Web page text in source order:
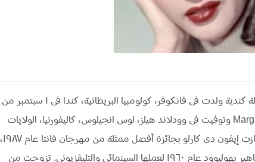
"إيفون دى كارلو" Yvonne De Carlo ممثلة كندية ولدت فى فانكوفر، كولومبيا البريطانية، كندا فى ١ سبتمبر من
عام ١٩٢٢ بإسم Margaret Yvonne Middleton وتوفيت فى وودلاند هيلز، لوس انجيلوس، كاليفورنيا، الولايات
المتحدة الأمريكية فى ٨ يناير عام ٢٠٠٧. فازت إيفون دى كارلو بجائزة أفضل ممثلة من مهرجان فانتا عام ١٩٨٧،
كما حصلت على نجمتين على ممشى المشاهير بهوليوود عام ١٩٦٠ لعملها السينمائى والتليفزيونى. تزوجت من